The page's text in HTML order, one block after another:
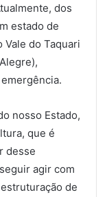
dos
estado de
Vale do Taquari
nosso Estado,
que é
desse
agir com
de